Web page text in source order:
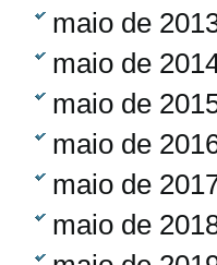
maio de
maio de
maio de
maio de
maio de
maio de